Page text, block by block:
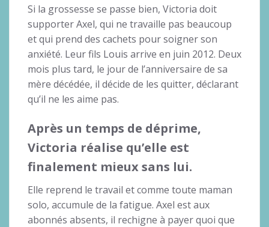
Si la grossesse se passe bien, Victoria doit
supporter Axel, qui ne travaille pas beaucoup
et qui prend des cachets pour soigner son
anxiété. Leur fils Louis arrive en juin 2012. Deux
mois plus tard, le jour de l’anniversaire de sa
mère décédée, il décide de les quitter, déclarant
qu’il ne les aime pas.
Après un temps de déprime,
Victoria réalise qu’elle est
finalement mieux sans lui.
Elle reprend le travail et comme toute maman
solo, accumule de la fatigue. Axel est aux
abonnés absents, il rechigne à payer quoi que